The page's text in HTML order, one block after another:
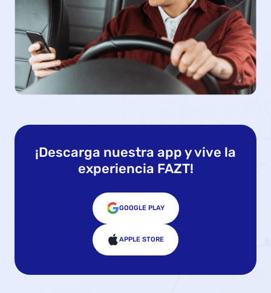
¡Descarga nuestra app y vive la
experiencia FAZT!
GOOGLE PLAY
APPLE STORE